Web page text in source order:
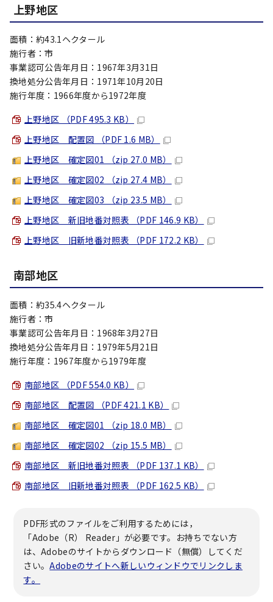
上野地区
面積：約43.1ヘクタール
施行者：市
事業認可公告年月日：1967年3月31日
換地処分公告年月日：1971年10月20日
施行年度：1966年度から1972年度
上野地区 （PDF 495.3 KB）
上野地区 配置図 （PDF 1.6 MB）
上野地区 確定図01 （zip 27.0 MB）
上野地区 確定図02 （zip 27.4 MB）
上野地区 確定図03 （zip 23.5 MB）
上野地区 新旧地番対照表 （PDF 146.9 KB）
上野地区 旧新地番対照表 （PDF 172.2 KB）
南部地区
面積：約35.4ヘクタール
施行者：市
事業認可公告年月日：1968年3月27日
換地処分公告年月日：1979年5月21日
施行年度：1967年度から1979年度
南部地区 （PDF 554.0 KB）
南部地区 配置図 （PDF 421.1 KB）
南部地区 確定図01 （zip 18.0 MB）
南部地区 確定図02 （zip 15.5 MB）
南部地区 新旧地番対照表 （PDF 137.1 KB）
南部地区 旧新地番対照表 （PDF 162.5 KB）
PDF形式のファイルをご利用するためには，
「Adobe（R） Reader」が必要です。お持ちでない方
は、Adobeのサイトからダウンロード（無償）してくだ
さい。Adobeのサイトへ新しいウィンドウでリンクしま
す。